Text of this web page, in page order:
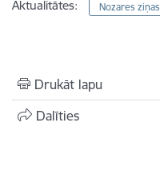
Aktualitātes: Nozares ziņas
Drukāt lapu
Dalīties